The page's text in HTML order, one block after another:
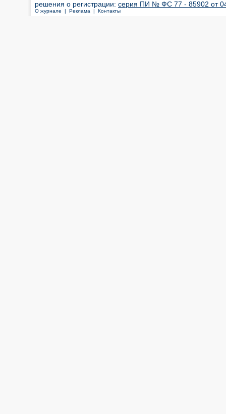
решения о регистрации: серия ПИ № ФС 77 - 85902 от 04
О журнале | Реклама | Контакты